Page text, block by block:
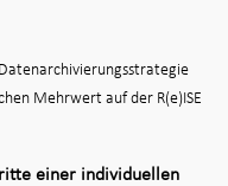
Mehrwert auf der R(e)ISE
einer individuellen